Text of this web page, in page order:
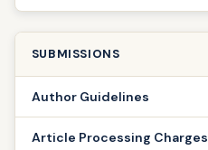
SUBMISSIONS
Author Guidelines
Article Processing Charges